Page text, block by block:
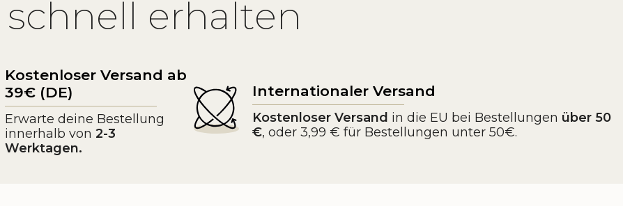
schnell erhalten
Kostenloser Versand ab
39€ (DE)
Erwarte deine Bestellung
innerhalb von 2-3
Werktagen.
Internationaler Versand
Kostenloser Versand in die EU bei Bestellungen über 50
€, oder 3,99 € für Bestellungen unter 50€.